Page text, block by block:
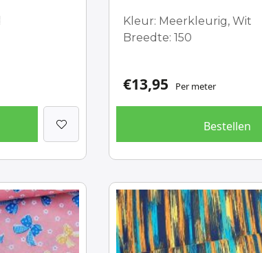
Kleur: Meerkleurig, Wit
Breedte: 150
€13,95 Per meter
Bestellen